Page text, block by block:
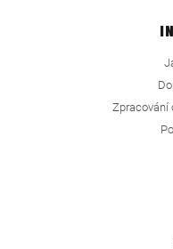
Zpracování